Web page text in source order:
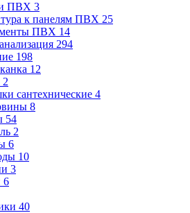
ПВХ 3
к панелям ПВХ 25
ПВХ 14
294
198
12
2
сантехнические 4
8
54
2
6
10
3
6
40